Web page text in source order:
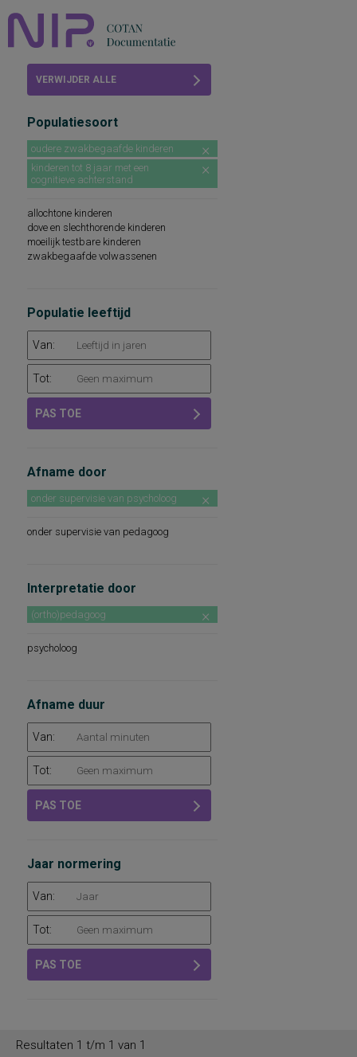
Abonneren
VERWIJDER ALLE
Populatiesoort
oudere zwakbegaafde kinderen
kinderen tot 8 jaar met een
cognitieve achterstand
allochtone kinderen
dove en slechthorende kinderen
moeilijk testbare kinderen
zwakbegaafde volwassenen
Populatie leeftijd
Van:
Tot:
PAS TOE
Afname door
onder supervisie van psycholoog
onder supervisie van pedagoog
Interpretatie door
(ortho)pedagoog
psycholoog
Afname duur
Van:
Tot:
PAS TOE
Jaar normering
Van:
Tot:
PAS TOE
Resultaten 1 t/m 1 van 1